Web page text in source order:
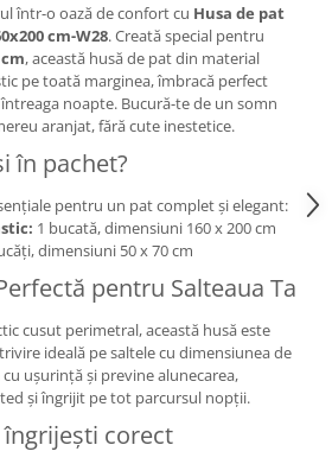
într-o oază de confort cu Husa de pat
cm-W28. Creată special pentru
, această husă de pat din material
pe toată marginea, îmbracă perfect
noapte. Bucură-te de un somn
aranjat, fără cute inestetice.
în pachet?
pentru un pat complet și elegant:
1 bucată, dimensiuni 160 x 200 cm
dimensiuni 50 x 70 cm
pentru Salteaua Ta
cusut perimetral, această husă este
ideală pe saltele cu dimensiunea de
cu ușurință și previne alunecarea,
și îngrijit pe tot parcursul nopții.
îngrijești corect